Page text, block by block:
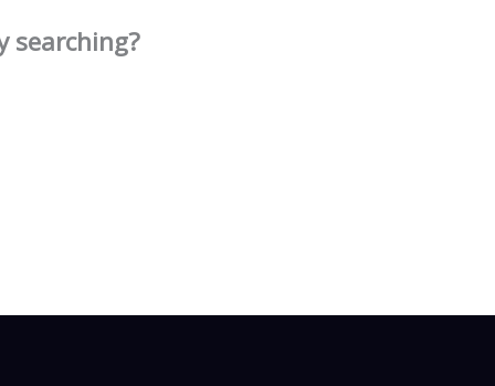
searching?